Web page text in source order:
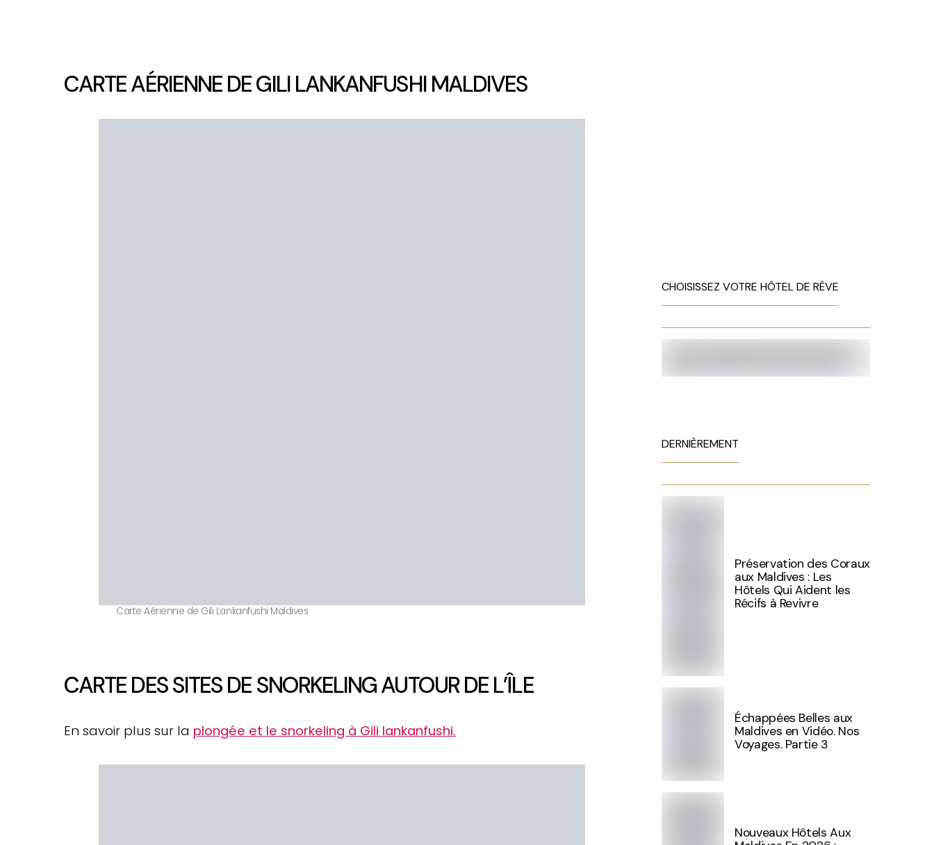
CARTE AÉRIENNE DE GILI LANKANFUSHI MALDIVES
Carte Aérienne de Gili Lankanfushi Maldives
CARTE DES SITES DE SNORKELING AUTOUR DE L’ÎLE
En savoir plus sur la plongée et le snorkeling à Gili lankanfushi.
CHOISISSEZ VOTRE HÔTEL DE RÊVE
DERNIÈREMENT
Préservation des Coraux
aux Maldives : Les
Hôtels Qui Aident les
Récifs à Revivre
Échappées Belles aux
Maldives en Vidéo. Nos
Voyages. Partie 3
Nouveaux Hôtels Aux